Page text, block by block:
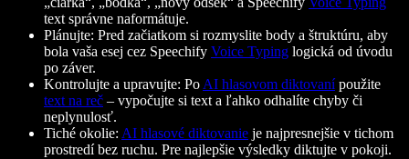
text správne naformátuje.
Plánujte: Pred začiatkom si rozmyslite body a štruktúru, aby
bola vaša esej cez Speechify Voice Typing logická od úvodu
po záver.
Kontrolujte a upravujte: Po AI hlasovom diktovanípoužite
text na reč – vypočujte si text a ľahko odhalíte chyby či
neplynulosť.
Tiché okolie: AI hlasové diktovanie je najpresnejšie v tichom
prostredí bez ruchu. Pre najlepšie výsledky diktujte v pokoji.